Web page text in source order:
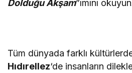
Dolduğu Akşam”ımını
Tüm dünyada farklı
Hıdırellez‘de insanların